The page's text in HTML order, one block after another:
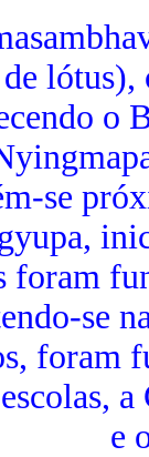
lótus),
o
se
foram
se
foram
e